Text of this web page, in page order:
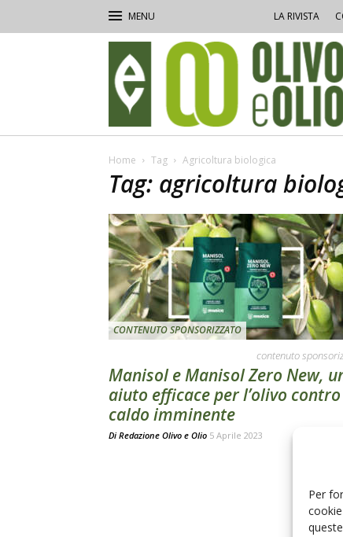
Per
LA RIVISTA
e
Olio
Home Tag Agricoltura biologica
Tag: agricoltura
CONTENUTO SPONSORIZZATO
contenuto
Manisol e Manisol Zero New,
aiuto efficace per l’olivo
caldo imminente
Di Redazione Olivo e Olio 5 Aprile 2023